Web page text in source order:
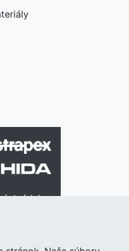
údajov